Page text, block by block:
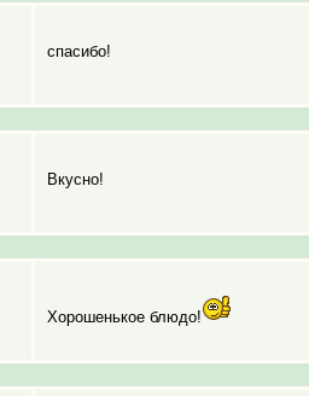
спасибо!
Вкусно!
Хорошенькое блюдо!